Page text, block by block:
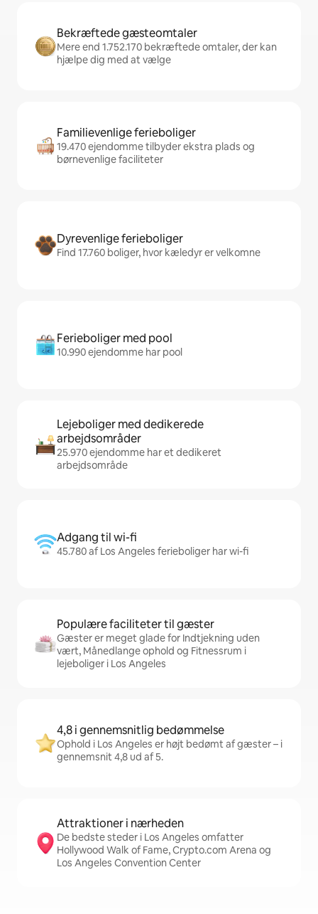
Bekræftede gæsteomtaler
Mere end 1.752.170 bekræftede omtaler, der kan
hjælpe dig med at vælge
Familievenlige ferieboliger
19.470 ejendomme tilbyder ekstra plads og
børnevenlige faciliteter
Dyrevenlige ferieboliger
Find 17.760 boliger, hvor kæledyr er velkomne
Ferieboliger med pool
10.990 ejendomme har pool
Lejeboliger med dedikerede
arbejdsområder
25.970 ejendomme har et dedikeret
arbejdsområde
Adgang til wi-fi
45.780 af Los Angeles ferieboliger har wi-fi
Populære faciliteter til gæster
Gæster er meget glade for Indtjekning uden
vært, Månedlange ophold og Fitnessrum i
lejeboliger i Los Angeles
4,8 i gennemsnitlig bedømmelse
Ophold i Los Angeles er højt bedømt af gæster – i
gennemsnit 4,8 ud af 5.
Attraktioner i nærheden
De bedste steder i Los Angeles omfatter
Hollywood Walk of Fame, Crypto.com Arena og
Los Angeles Convention Center